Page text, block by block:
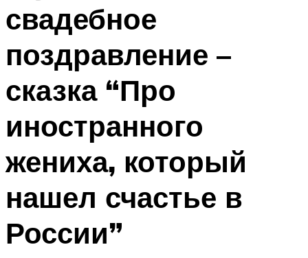
Меню
свадебное
поздравление –
сказка “Про
иностранного
жениха, который
нашел счастье в
России”